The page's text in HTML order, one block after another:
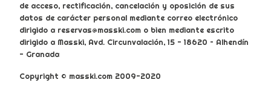
de acceso, rectificación, cancelación y oposición de sus
datos de carácter personal mediante correo electrónico
dirigido a reservas@masski.com o bien mediante escrito
dirigido a Masski, Avd. Circunvalación, 15 - 18620 – Alhendín
- Granada
Copyright © masski.com 2009-2020